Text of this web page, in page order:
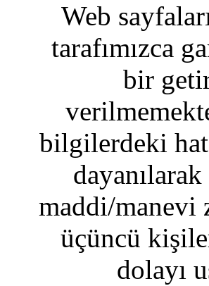
Web
tarafımızca
bir
bilgilerdeki
maddi/manevi
üçüncü
dolayı